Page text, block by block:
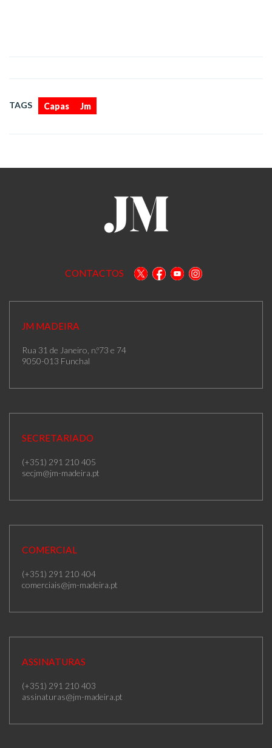
TAGS Capas Jm
CONTACTOS
JM MADEIRA
Rua 31 de Janeiro, n.º73 e 74
9050-013 Funchal
SECRETARIADO
(+351) 291 210 405
secjm@jm-madeira.pt
COMERCIAL
(+351) 291 210 404
comerciais@jm-madeira.pt
ASSINATURAS
(+351) 291 210 403
assinaturas@jm-madeira.pt